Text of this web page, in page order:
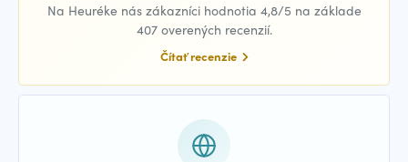
Na Heuréke nás zákazníci hodnotia 4,8/5 na základe
407 overených recenzií.
Čítať recenzie